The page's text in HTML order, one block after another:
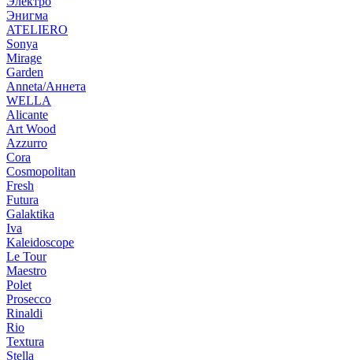
Энигма
ATELIERO
Sonya
Mirage
Garden
Anneta/Аннета
WELLA
Alicante
Art Wood
Azzurro
Cora
Cosmopolitan
Fresh
Futura
Galaktika
Iva
Kaleidoscope
Le Tour
Maestro
Polet
Prosecco
Rinaldi
Rio
Textura
Stella